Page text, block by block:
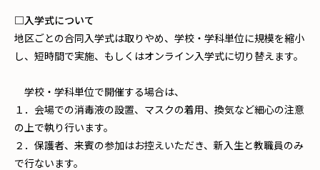
□入学式について
地区ごとの合同入学式は取りやめ、学校・学科単位に規模を縮小
し、短時間で実施、もしくはオンライン入学式に切り替えます。
学校・学科単位で開催する場合は、
１．会場での消毒液の設置、マスクの着用、換気など細心の注意
の上で執り行います。
２．保護者、来賓の参加はお控えいただき、新入生と教職員のみ
で行ないます。